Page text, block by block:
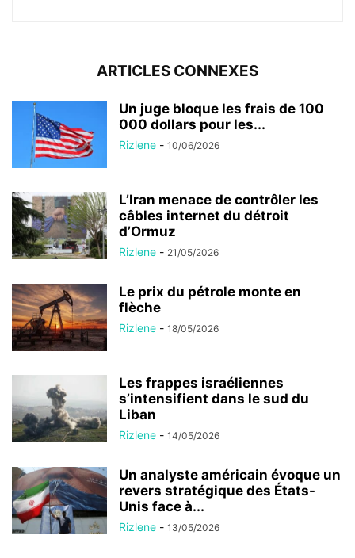
ARTICLES CONNEXES
Un juge bloque les frais de 100
000 dollars pour les...
Rizlene - 10/06/2026
L’Iran menace de contrôler les
câbles internet du détroit
d’Ormuz
Rizlene - 21/05/2026
Le prix du pétrole monte en
flèche
Rizlene - 18/05/2026
Les frappes israéliennes
s’intensifient dans le sud du
Liban
Rizlene - 14/05/2026
Un analyste américain évoque un
revers stratégique des États-
Unis face à...
Rizlene - 13/05/2026